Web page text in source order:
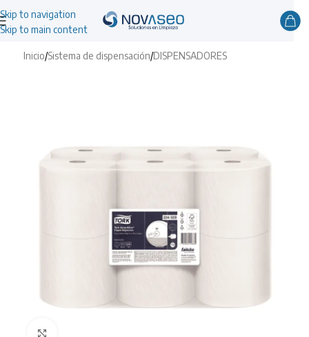
Skip to navigation
Skip to main content
Inicio/Sistema de dispensación/DISPENSADORES